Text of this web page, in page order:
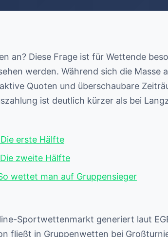
an? Diese Frage ist für Wettende
werden. Während sich die
Quoten und überschaubare
ist deutlich kürzer als bei
erste Hälfte
zweite Hälfte
wettet man auf Gruppensieger
Sportwettenmarkt generiert laut
fließt in Gruppenwetten bei